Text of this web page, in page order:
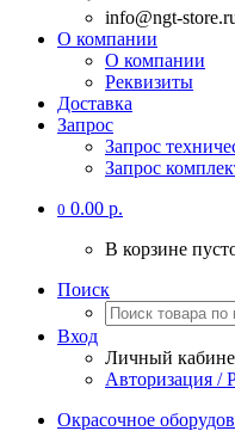
info@ngt-
О компании
О компании
Реквизиты
Доставка
Запрос
Запрос
Запрос
0 0.00 р.
В корзине
Поиск
Вход
Личный
Авторизация /
Окрасочное